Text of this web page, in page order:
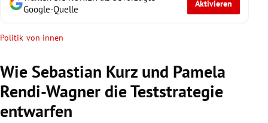
Untermenü
Untermenü
Untermenü
Untermenü
Google-Quelle
Aktivieren
Politik von innen
Wie Sebastian Kurz und Pamela
Rendi-Wagner die Teststrategie
entwarfen